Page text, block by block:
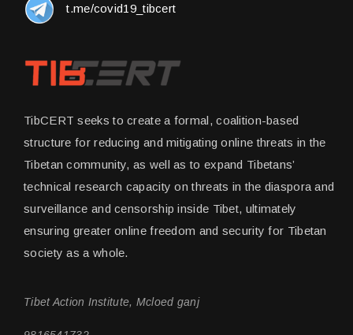
t.me/covid19_tibcert
TibCERT seeks to create a formal, coalition-based
structure for reducing and mitigating online threats in the
Tibetan community, as well as to expand Tibetans’
technical research capacity on threats in the diaspora and
surveillance and censorship inside Tibet, ultimately
ensuring greater online freedom and security for Tibetan
society as a whole.
Tibet Action Institute, Mcloed ganj